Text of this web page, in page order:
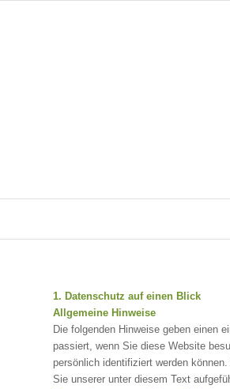
1. Datenschutz auf einen Blick
Allgemeine Hinweise
Die folgenden Hinweise geben einen
passiert, wenn Sie diese Website
persönlich identifiziert werden
Sie unserer unter diesem Text